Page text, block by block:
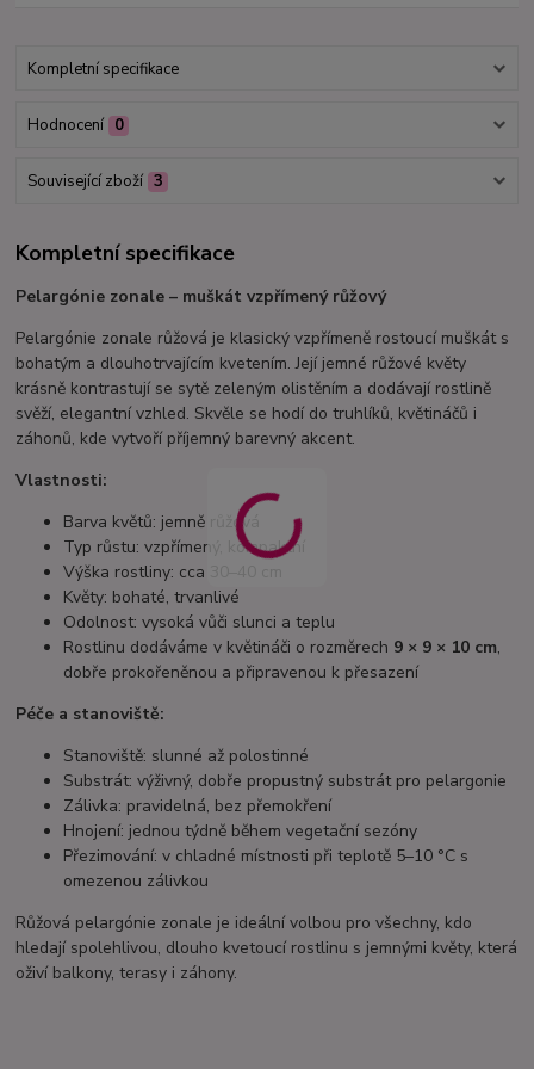
Kompletní specifikace
Hodnocení 0
Související zboží 3
Kompletní specifikace
Pelargónie zonale – muškát vzpřímený růžový
Pelargónie zonale růžová je klasický vzpřímeně rostoucí muškát s
bohatým a dlouhotrvajícím kvetením. Její jemné růžové květy
krásně kontrastují se sytě zeleným olistěním a dodávají rostlině
svěží, elegantní vzhled. Skvěle se hodí do truhlíků, květináčů i
záhonů, kde vytvoří příjemný barevný akcent.
Vlastnosti:
Barva květů: jemně růžová
Typ růstu: vzpřímený, kompaktní
Výška rostliny: cca 30–40 cm
Květy: bohaté, trvanlivé
Odolnost: vysoká vůči slunci a teplu
Rostlinu dodáváme v květináči o rozměrech 9 × 9 × 10 cm,
dobře prokořeněnou a připravenou k přesazení
Péče a stanoviště:
Stanoviště: slunné až polostinné
Substrát: výživný, dobře propustný substrát pro pelargonie
Zálivka: pravidelná, bez přemokření
Hnojení: jednou týdně během vegetační sezóny
Přezimování: v chladné místnosti při teplotě 5–10 °C s
omezenou zálivkou
Růžová pelargónie zonale je ideální volbou pro všechny, kdo
hledají spolehlivou, dlouho kvetoucí rostlinu s jemnými květy, která
oživí balkony, terasy i záhony.